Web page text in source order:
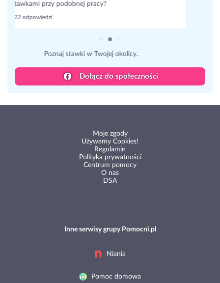
15 odpowiedzi
Dołącz do społeczności
Używamy Cookies!
Regulamin
Polityka prywatności
Centrum pomocy
O nas
DSA